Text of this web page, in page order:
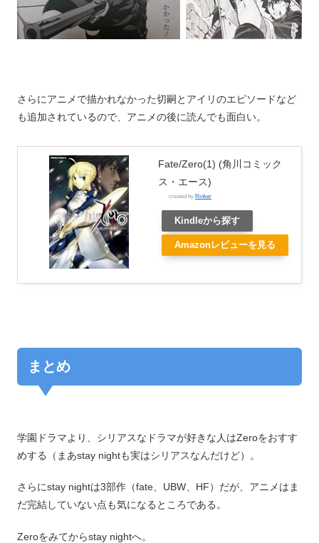
さらにアニメで描かれなかった切嗣とアイリのエピソードなど
も追加されているので、アニメの後に読んでも面白い。
Fate/Zero(1) (角川コミック
ス・エース)
created by Rinker
Kindleから探す
Amazonレビューを見る
まとめ
学園ドラマより、シリアスなドラマが好きな人はZeroをおすす
めする（まあstay nightも実はシリアスなんだけど）。
さらにstay nightは3部作（fate、UBW、HF）だが、アニメはま
だ完結していない点も気になるところである。
Zeroをみてからstay nightへ。